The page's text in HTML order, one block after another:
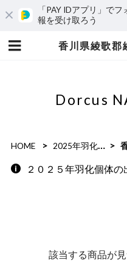
「PAY IDアプリ」で
報を受け取ろう
Dorcus
HOME 2025年羽化個体
２０２５年羽化個体の
該当する商品が